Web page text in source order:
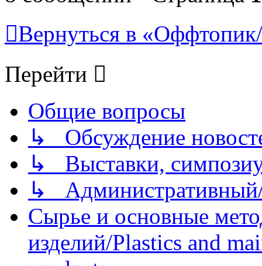
Вернуться в
Перейти
Общие вопросы
↳ Обсуждение
↳ Выставки,
↳
Сырье и основные
изделий/Plastics and